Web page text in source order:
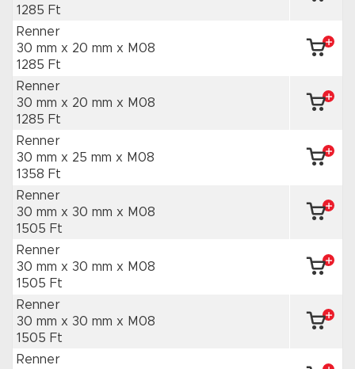
1285 Ft
Renner
30 mm x 20 mm x M08
1285 Ft
Renner
30 mm x 20 mm x M08
1285 Ft
Renner
30 mm x 25 mm x M08
1358 Ft
Renner
30 mm x 30 mm x M08
1505 Ft
Renner
30 mm x 30 mm x M08
1505 Ft
Renner
30 mm x 30 mm x M08
1505 Ft
Renner